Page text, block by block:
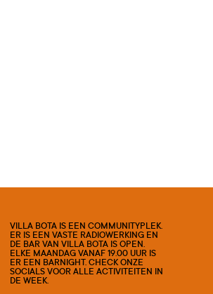
VILLA BOTA IS EEN COMMUNITYPLEK.
ER IS EEN VASTE RADIOWERKING EN
DE BAR VAN VILLA BOTA IS OPEN.
ELKE MAANDAG VANAF 19.00 UUR IS
ER EEN BARNIGHT. CHECK ONZE
SOCIALS VOOR ALLE ACTIVITEITEN IN
DE WEEK.